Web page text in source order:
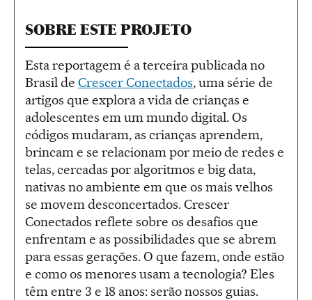
SOBRE ESTE PROJETO
Esta reportagem é a terceira publicada no
Brasil de Crescer Conectados, uma série de
artigos que explora a vida de crianças e
adolescentes em um mundo digital. Os
códigos mudaram, as crianças aprendem,
brincam e se relacionam por meio de redes e
telas, cercadas por algoritmos e big data,
nativas no ambiente em que os mais velhos
se movem desconcertados. Crescer
Conectados reflete sobre os desafios que
enfrentam e as possibilidades que se abrem
para essas gerações. O que fazem, onde estão
e como os menores usam a tecnologia? Eles
têm entre 3 e 18 anos: serão nossos guias.